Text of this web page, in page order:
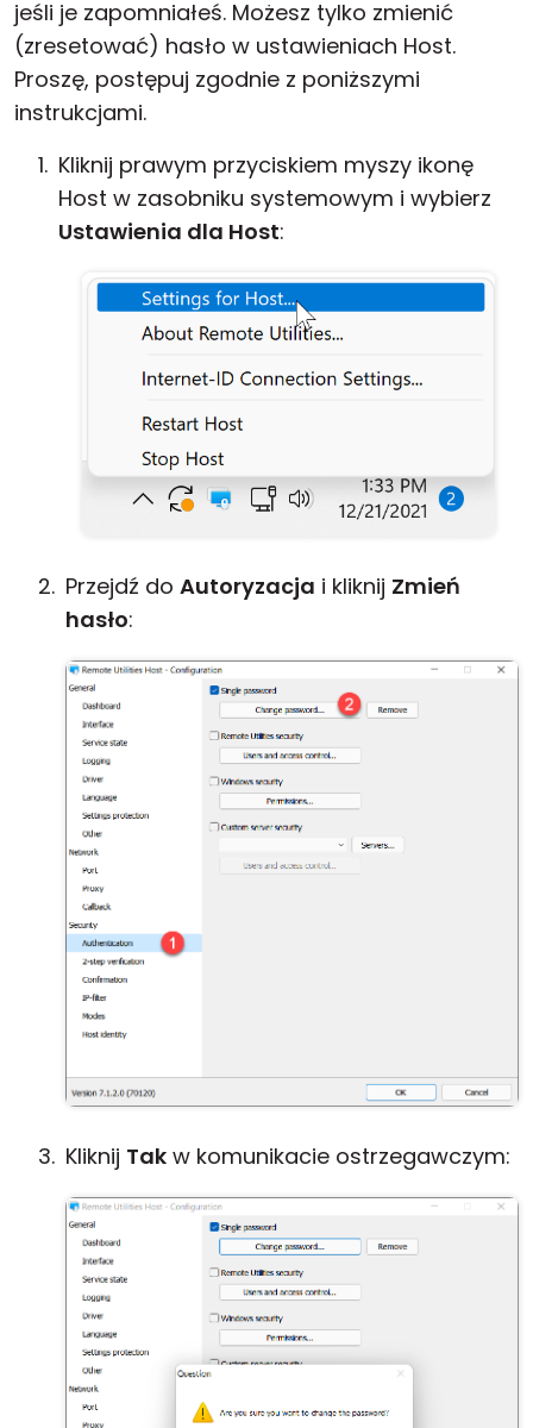
jeśli je zapomniałeś. Możesz tylko zmienić
(zresetować) hasło w ustawieniach Host.
Proszę, postępuj zgodnie z poniższymi
instrukcjami.
Kliknij prawym przyciskiem myszy ikonę
Host w zasobniku systemowym i wybierz
Ustawienia dla Host:
Przejdź do Autoryzacja i kliknij Zmień
hasło:
Kliknij Tak w komunikacie ostrzegawczym:
Chmura i lokalnie